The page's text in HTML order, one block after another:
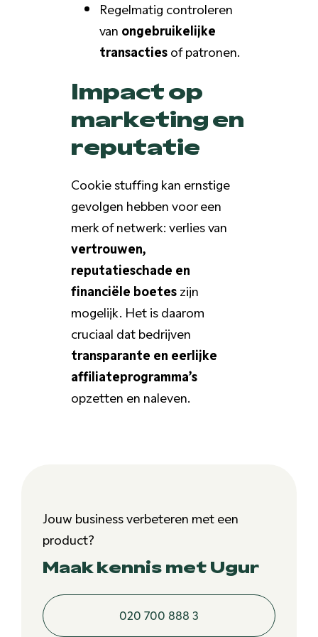
Regelmatig controleren
van ongebruikelijke
transactiesof patronen.
Impact op
marketing en
reputatie
Cookie stuffing kan ernstige
gevolgen hebben voor een
merk of netwerk: verlies van
vertrouwen,
reputatieschade en
financiële boeteszijn
mogelijk. Het is daarom
cruciaal dat bedrijven
transparante en eerlijke
affiliateprogramma’s
opzetten en naleven.
Jouw business verbeteren met een
product?
Maak kennis met Ugur
020 700 888 3